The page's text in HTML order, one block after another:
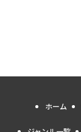
ホーム